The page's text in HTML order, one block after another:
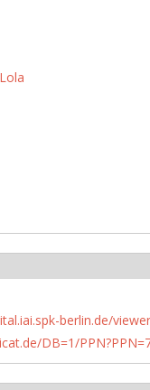
berlin.de/
DB=1/